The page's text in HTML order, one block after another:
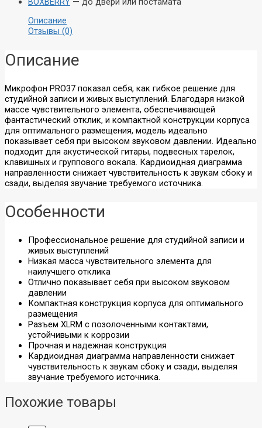
Акустика
Стационарная
Портативная
Колонки
Саундбары
Винил
Иглы
Хедшеллы
Аксессуары
Усилители и
ЦАПы
Bluetooth-ресиверы
ЦАП-усилители
ЦАПы
Усилители
и микшеры
Наушники
Внутриканальные
Накладные
Полноразмерные
Затылочные
Вкладыши
Аудио
Стационарные
Сетевое
(МАРШРУТИЗАТОРЫ)
Wi-Fi точка
доступа
Wi-Fi USB-адаптер
Описание
Отзывы (0)
Описание
Микрофон PRO37 показал себя, как гибкое решение для
студийной записи и живых выступлений. Благодаря низкой
массе чувствительного элемента, обеспечивающей
фантастический отклик, и компактной конструкции корпуса
для оптимального размещения, модель идеально
показывает себя при высоком звуковом давлении. Идеально
подходит для акустической гитары, подвесных тарелок,
клавишных и группового вокала. Кардиоидная диаграмма
направленности снижает чувствительность к звукам сбоку и
сзади, выделяя звучание требуемого источника.
Особенности
Профессиональное решение для студийной записи и
живых выступлений
Низкая масса чувствительного элемента для
наилучшего отклика
Отлично показывает себя при высоком звуковом
давлении
Компактная конструкция корпуса для оптимального
размещения
Разъем XLRM с позолоченными контактами,
устойчивыми к коррозии
Прочная и надежная конструкция
Кардиоидная диаграмма направленности снижает
чувствительность к звукам сбоку и сзади, выделяя
звучание требуемого источника.
Похожие товары